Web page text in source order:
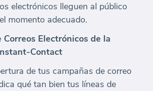
electrónicos lleguen al público
momento adecuado.
Electrónicos de la
Contact
de tus campañas de correo
qué tan bien tus líneas de